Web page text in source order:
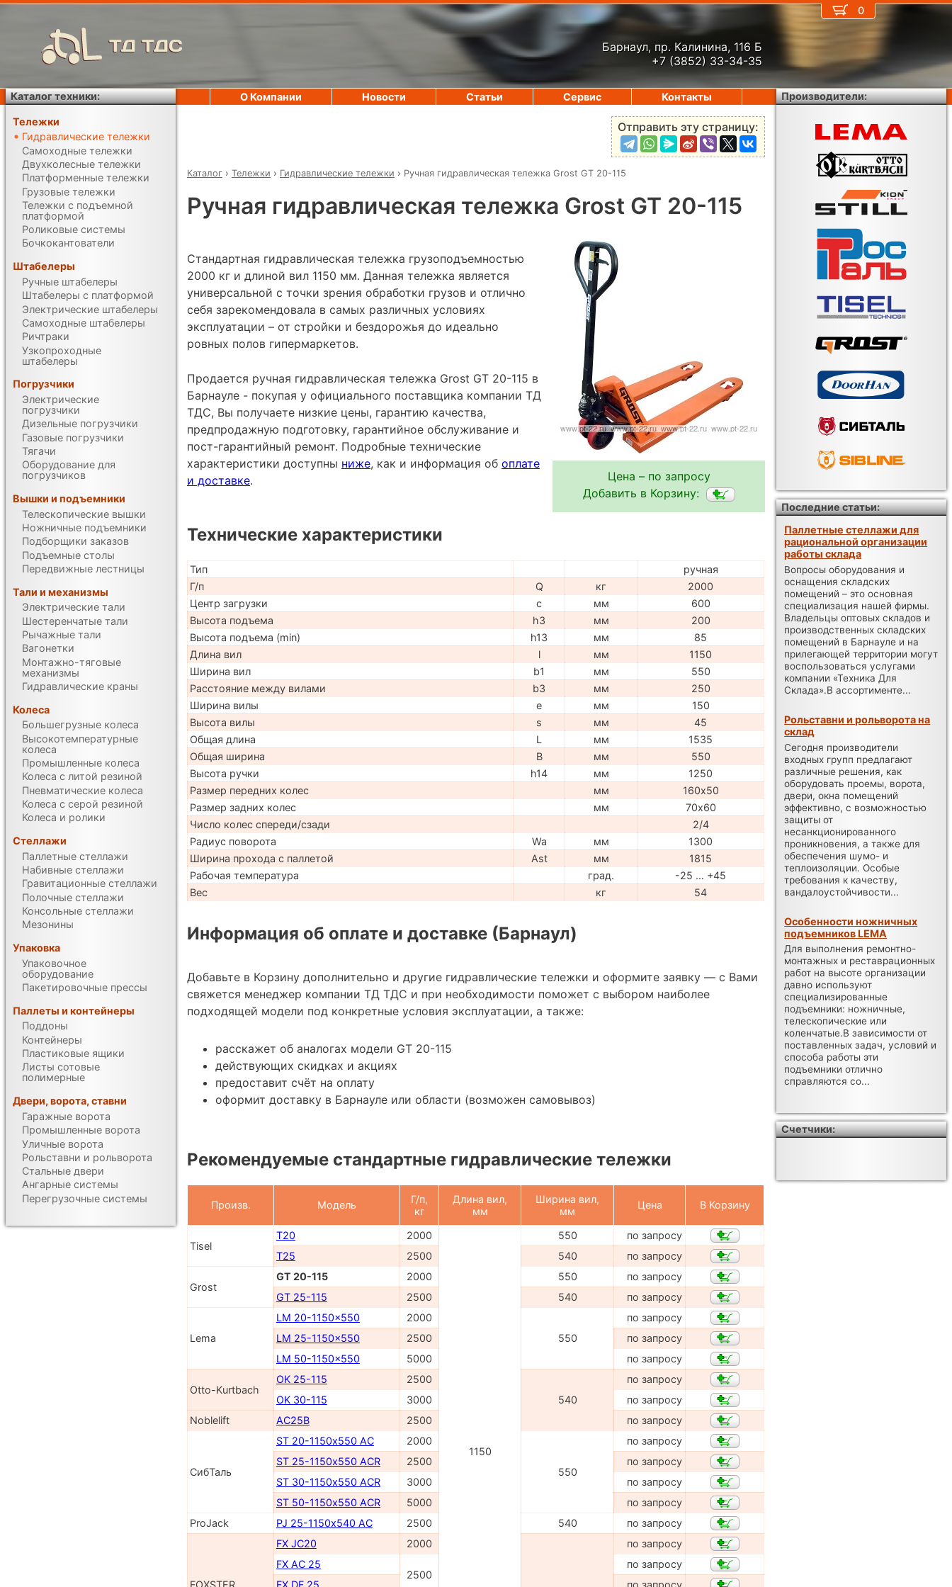
ТД ТДС
Барнаул, пр. Калинина, 116 Б
+7 (3852) 33-34-35
Отправить эту страницу:
Каталог › Тележки › Гидравлические тележки › Ручная гидравлическая тележка Grost GT 20-115
Ручная гидравлическая тележка Grost GT 20-115
Цена – по запросу
Добавить в Корзину:
Стандартная гидравлическая тележка грузоподъемностью
2000 кг и длиной вил 1150 мм. Данная тележка является
универсальной с точки зрения обработки грузов и отлично
себя зарекомендовала в самых различных условиях
эксплуатации – от стройки и бездорожья до идеально
ровных полов гипермаркетов.
Продается ручная гидравлическая тележка Grost GT 20-115 в
Барнауле - покупая у официального поставщика компании ТД
ТДС, Вы получаете низкие цены, гарантию качества,
предпродажную подготовку, гарантийное обслуживание и
пост-гарантийный ремонт. Подробные технические
характеристики доступны ниже, как и информация об оплате
и доставке.
Технические характеристики
Тип
ручная
Г/п
Q кг
2000
Центр загрузки
c мм
600
Высота подъема
h3 мм
200
Высота подъема (min)
h13 мм
85
Длина вил
l мм
1150
Ширина вил
b1 мм
550
Расстояние между вилами
b3 мм
250
Ширина вилы
e мм
150
Высота вилы
s мм
45
Общая длина
L мм
1535
Общая ширина
B мм
550
Высота ручки
h14 мм
1250
Размер передних колес
мм
160х50
Размер задних колес
мм
70х60
Число колес спереди/сзади
2/4
Радиус поворота
Wa мм
1300
Ширина прохода с паллетой
Ast мм
1815
Рабочая температура
град.
-25 … +45
Вес
кг 54
Информация об оплате и доставке (Барнаул)
Добавьте в Корзину дополнительно и другие гидравлические тележки и оформите заявку — с Вами
свяжется менеджер компании ТД ТДС и при необходимости поможет с выбором наиболее
подходящей модели под конкретные условия эксплуатации, а также:
расскажет об аналогах модели GT 20-115
действующих скидках и акциях
предоставит счёт на оплату
оформит доставку в Барнауле или области (возможен самовывоз)
Рекомендуемые стандартные гидравлические тележки
Произв. Модель
Г/п,
кг
Длина вил,
мм
Ширина вил,
мм
Цена В Корзину
Tisel
T20 2000
1150
550
по запросу
T25
2500 540 по запросу
Grost
GT 20-115 2000 550
по запросу
GT 25-115
2500 540 по запросу
Lema
LM 20-1150x550
2000
550
по запросу
LM 25-1150x550
2500
по запросу
LM 50-1150x550
5000 по запросу
Otto-Kurtbach
OK 25-115
2500
540
по запросу
OK 30-115
3000
по запросу
Noblelift
AC25B 2500 по запросу
СибТаль
ST 20-1150х550 AC 2000
550
по запросу
ST 25-1150х550 ACR
2500
по запросу
ST 30-1150х550 ACR
3000
по запросу
ST 50-1150х550 ACR
5000
по запросу
ProJack
PJ 25-1150х540 AC 2500 540 по запросу
FX JC20 2000
по запросу
FX AC 25
2500
по запросу
0
О Компании Новости Статьи Сервис Контакты
Каталог техники:
Тележки
Гидравлические тележки
Самоходные тележки
Двухколесные тележки
Платформенные тележки
Грузовые тележки
Тележки с подъемной
платформой
Роликовые системы
Бочкокантователи
Штабелеры
Ручные штабелеры
Штабелеры с платформой
Электрические штабелеры
Самоходные штабелеры
Ричтраки
Узкопроходные
штабелеры
Погрузчики
Электрические
погрузчики
Дизельные погрузчики
Газовые погрузчики
Тягачи
Оборудование для
погрузчиков
Вышки и подъемники
Телескопические вышки
Ножничные подъемники
Подборщики заказов
Подъемные столы
Передвижные лестницы
Тали и механизмы
Электрические тали
Шестеренчатые тали
Рычажные тали
Вагонетки
Монтажно-тяговые
механизмы
Гидравлические краны
Колеса
Большегрузные колеса
Высокотемпературные
колеса
Промышленные колеса
Колеса с литой резиной
Пневматические колеса
Колеса с серой резиной
Колеса и ролики
Стеллажи
Паллетные стеллажи
Набивные стеллажи
Гравитационные стеллажи
Полочные стеллажи
Консольные стеллажи
Мезонины
Упаковка
Упаковочное
оборудование
Пакетировочные прессы
Паллеты и контейнеры
Поддоны
Контейнеры
Пластиковые ящики
Листы сотовые
полимерные
Двери, ворота, ставни
Гаражные ворота
Промышленные ворота
Уличные ворота
Рольставни и рольворота
Стальные двери
Ангарные системы
Перегрузочные системы
Производители:
Последние статьи:
Паллетные стеллажи для
рациональной организации
работы склада
Вопросы оборудования и
оснащения складских
помещений – это основная
специализация нашей фирмы.
Владельцы оптовых складов и
производственных складских
помещений в Барнауле и на
прилегающей территории могут
воспользоваться услугами
компании «Техника Для
Склада».В ассортименте...
Рольставни и рольворота на
склад
Сегодня производители
входных групп предлагают
различные решения, как
оборудовать проемы, ворота,
двери, окна помещений
эффективно, с возможностью
защиты от
несанкционированного
проникновения, а также для
обеспечения шумо- и
теплоизоляции. Особые
требования к качеству,
вандалоустойчивости...
Особенности ножничных
подъемников LEMA
Для выполнения ремонтно-
монтажных и реставрационных
работ на высоте организации
давно используют
специализированные
подъемники: ножничные,
телескопические или
коленчатые.В зависимости от
поставленных задач, условий и
способа работы эти
подъемники отлично
справляются со...
Счетчики: